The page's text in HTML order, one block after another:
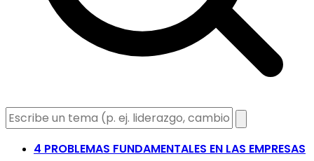
4 PROBLEMAS FUNDAMENTALES EN LAS EMPRESAS